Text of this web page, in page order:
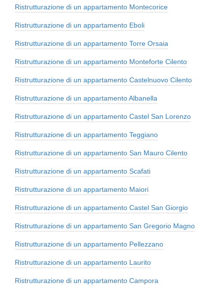
Ristrutturazione di un appartamento Montecorice
Ristrutturazione di un appartamento Eboli
Ristrutturazione di un appartamento Torre Orsaia
Ristrutturazione di un appartamento Monteforte Cilento
Ristrutturazione di un appartamento Castelnuovo Cilento
Ristrutturazione di un appartamento Albanella
Ristrutturazione di un appartamento Castel San Lorenzo
Ristrutturazione di un appartamento Teggiano
Ristrutturazione di un appartamento San Mauro Cilento
Ristrutturazione di un appartamento Scafati
Ristrutturazione di un appartamento Maiori
Ristrutturazione di un appartamento Castel San Giorgio
Ristrutturazione di un appartamento San Gregorio Magno
Ristrutturazione di un appartamento Pellezzano
Ristrutturazione di un appartamento Laurito
Ristrutturazione di un appartamento Campora